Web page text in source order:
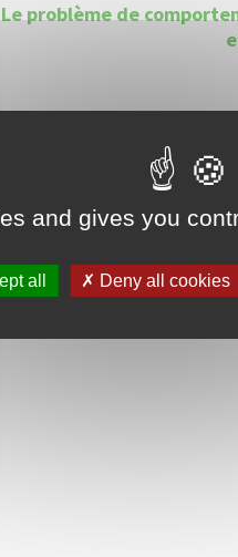
Le problème de
and gives you
all Deny all cookies